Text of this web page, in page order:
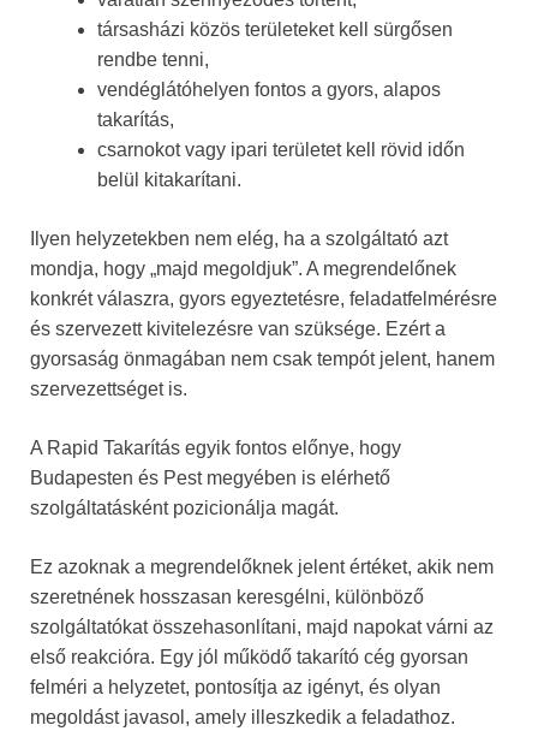
társasházi közös területeket kell sürgősen
rendbe tenni,
vendéglátóhelyen fontos a gyors, alapos
takarítás,
csarnokot vagy ipari területet kell rövid időn
belül kitakarítani.
Ilyen helyzetekben nem elég, ha a szolgáltató azt
mondja, hogy „majd megoldjuk”. A megrendelőnek
konkrét válaszra, gyors egyeztetésre, feladatfelmérésre
és szervezett kivitelezésre van szüksége. Ezért a
gyorsaság önmagában nem csak tempót jelent, hanem
szervezettséget is.
A Rapid Takarítás egyik fontos előnye, hogy
Budapesten és Pest megyében is elérhető
szolgáltatásként pozicionálja magát.
Ez azoknak a megrendelőknek jelent értéket, akik nem
szeretnének hosszasan keresgélni, különböző
szolgáltatókat összehasonlítani, majd napokat várni az
első reakcióra. Egy jól működő takarító cég gyorsan
felméri a helyzetet, pontosítja az igényt, és olyan
megoldást javasol, amely illeszkedik a feladathoz.